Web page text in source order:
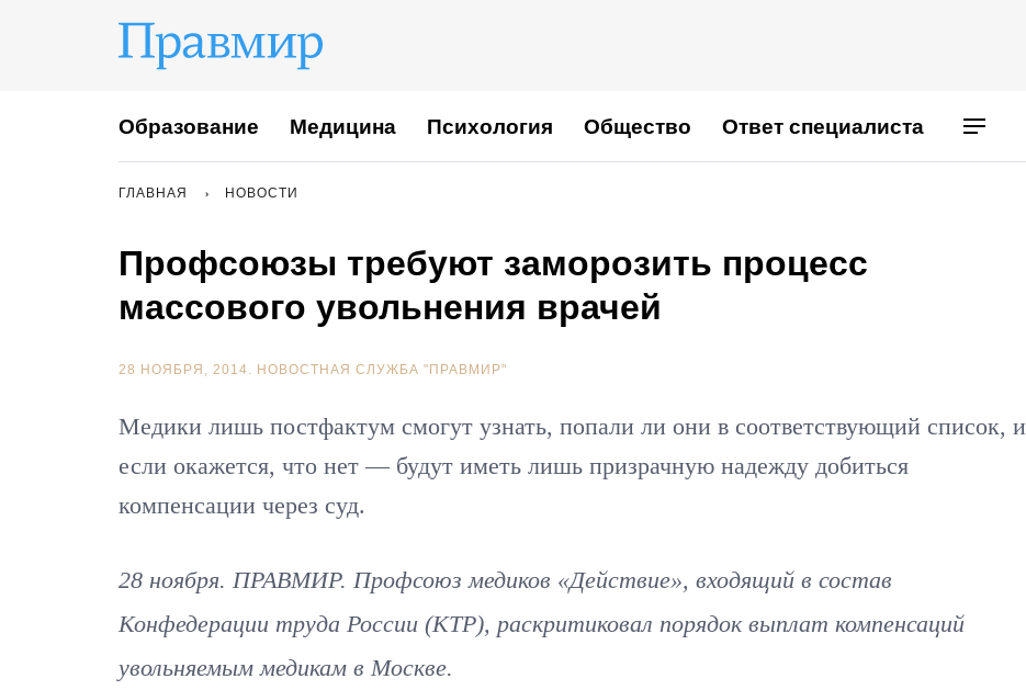
Образование Медицина Психология Общество Ответ специалиста
ГЛАВНАЯ НОВОСТИ
Профсоюзы требуют заморозить процесс
массового увольнения врачей
28 НОЯБРЯ, 2014. НОВОСТНАЯ СЛУЖБА "ПРАВМИР"
Медики лишь постфактум смогут узнать, попали ли они в соответствующий список, и
если окажется, что нет — будут иметь лишь призрачную надежду добиться
компенсации через суд.
28 ноября. ПРАВМИР. Профсоюз медиков «Действие», входящий в состав
Конфедерации труда России (КТР), раскритиковал порядок выплат компенсаций
увольняемым медикам в Москве.